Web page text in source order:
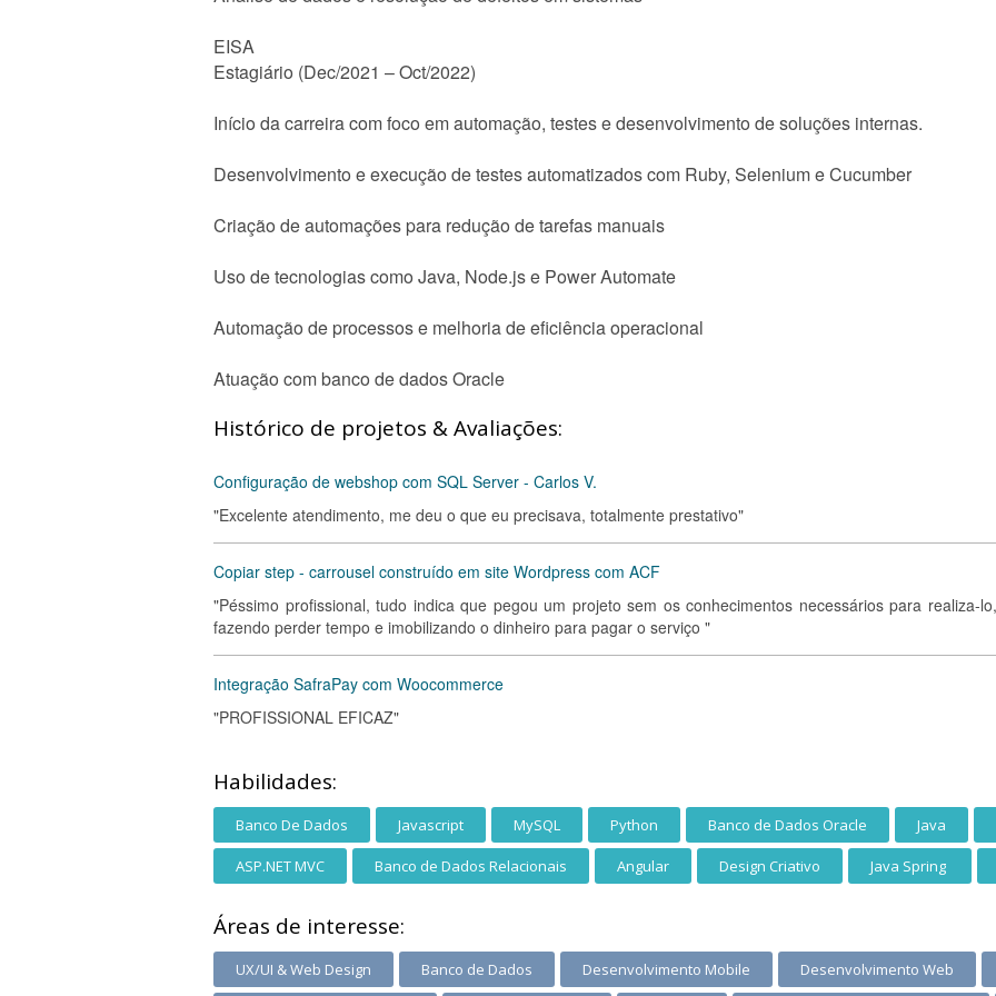
EISA
Estagiário (Dec/2021 – Oct/2022)
Início da carreira com foco em automação, testes e desenvolvimento de soluções internas.
Desenvolvimento e execução de testes automatizados com Ruby, Selenium e Cucumber
Criação de automações para redução de tarefas manuais
Uso de tecnologias como Java, Node.js e Power Automate
Automação de processos e melhoria de eficiência operacional
Atuação com banco de dados Oracle
Histórico de projetos & Avaliações:
Configuração de webshop com SQL Server - Carlos V.
"Excelente atendimento, me deu o que eu precisava, totalmente prestativo"
Copiar step - carrousel construído em site Wordpress com ACF
"Péssimo profissional, tudo indica que pegou um projeto sem os conhecimentos necessários para realiza-
fazendo perder tempo e imobilizando o dinheiro para pagar o serviço "
Integração SafraPay com Woocommerce
"PROFISSIONAL EFICAZ"
Habilidades:
Banco De Dados Javascript MySQL Python Banco de Dados Oracle Java
ASP.NET MVC Banco de Dados Relacionais Angular Design Criativo Java Spring
Áreas de interesse:
UX/UI & Web Design Banco de Dados Desenvolvimento Mobile Desenvolvimento Web